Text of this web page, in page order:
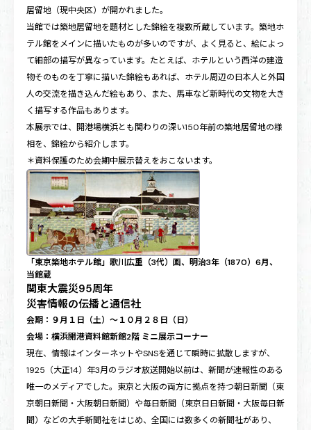
居留地（現中央区）が開かれました。
当館では築地居留地を題材とした錦絵を複数所蔵しています。築地ホ
テル館をメインに描いたものが多いのですが、よく見ると、絵によっ
て細部の描写が異なっています。たとえば、ホテルという西洋の建造
物そのものを丁寧に描いた錦絵もあれば、ホテル周辺の日本人と外国
人の交流を描き込んだ絵もあり、また、馬車など新時代の文物を大き
く描写する作品もあります。
本展示では、開港場横浜とも関わりの深い150年前の築地居留地の様
相を、錦絵から紹介します。
＊資料保護のため会期中展示替えをおこないます。
「東京築地ホテル館」歌川広重（3代）画、明治3年（1870）6月、
当館蔵
関東大震災95周年
災害情報の伝播と通信社
会期：９月１日（土）～１０月２８日（日）
会場：横浜開港資料館新館2階 ミニ展示コーナー
現在、情報はインターネットやSNSを通じて瞬時に拡散しますが、
1925（大正14）年3月のラジオ放送開始以前は、新聞が速報性のある
唯一のメディアでした。東京と大阪の両方に拠点を持つ朝日新聞（東
京朝日新聞・大阪朝日新聞）や毎日新聞（東京日日新聞・大阪毎日新
聞）などの大手新聞社をはじめ、全国には数多くの新聞社があり、